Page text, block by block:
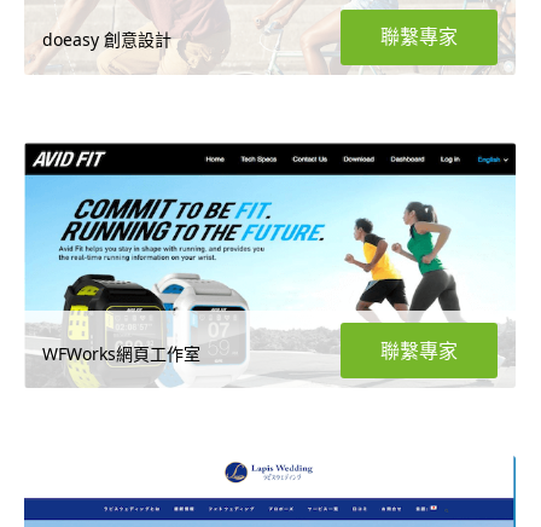
doeasy 創意設計 聯繫專家
WFWorks網頁工作室 聯繫專家